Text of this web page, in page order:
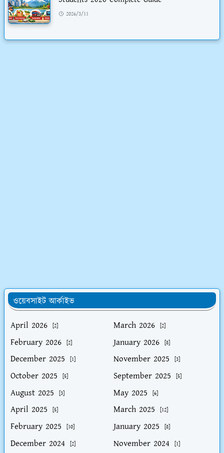
2026/3/11
ওয়েবসাইট আর্কাইভ
April 2026
[2] March 2026 [2]
February 2026 [2] January 2026 [8]
December 2025 [1] November 2025 [3]
October 2025 [5] September 2025 [5]
August 2025 [3] May 2025 [6]
April 2025 [5] March 2025 [12]
February 2025 [10] January 2025 [8]
December 2024 [2] November 2024 [1]